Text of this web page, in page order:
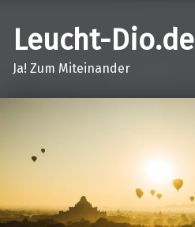
Leucht-Dio.de
Ja! Zum Miteinander